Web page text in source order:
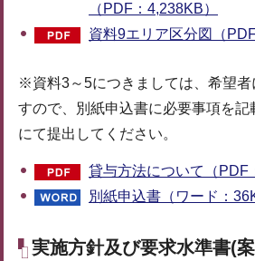
（PDF：4,238KB）
資料9エリア区分図（
※資料3～5につきましては、希望者
すので、別紙申込書に必要事項を記
にて提出してください。
貸与方法について（PDF
別紙申込書（ワード：
実施方針及び要求水準書(